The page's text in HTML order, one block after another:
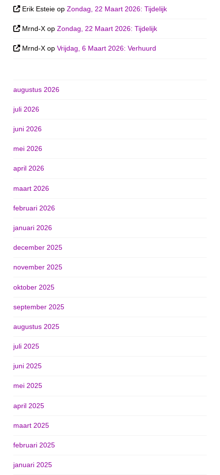
Erik Esteie opZondag, 22 Maart 2026: Tijdelijk
Mrnd-X opZondag, 22 Maart 2026: Tijdelijk
Mrnd-X opVrijdag, 6 Maart 2026: Verhuurd
augustus 2026
juli 2026
juni 2026
mei 2026
april 2026
maart 2026
februari 2026
januari 2026
december 2025
november 2025
oktober 2025
september 2025
augustus 2025
juli 2025
juni 2025
mei 2025
april 2025
maart 2025
februari 2025
januari 2025